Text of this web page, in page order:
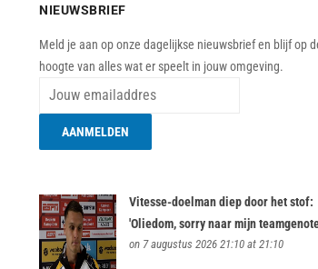
NIEUWSBRIEF
Meld je aan op onze dagelijkse nieuwsbrief en blijf op
hoogte van alles wat er speelt in jouw omgeving.
Vitesse-doelman diep door het stof:
'Oliedom, sorry naar mijn
on 7 augustus 2026 21:10 at 21:10